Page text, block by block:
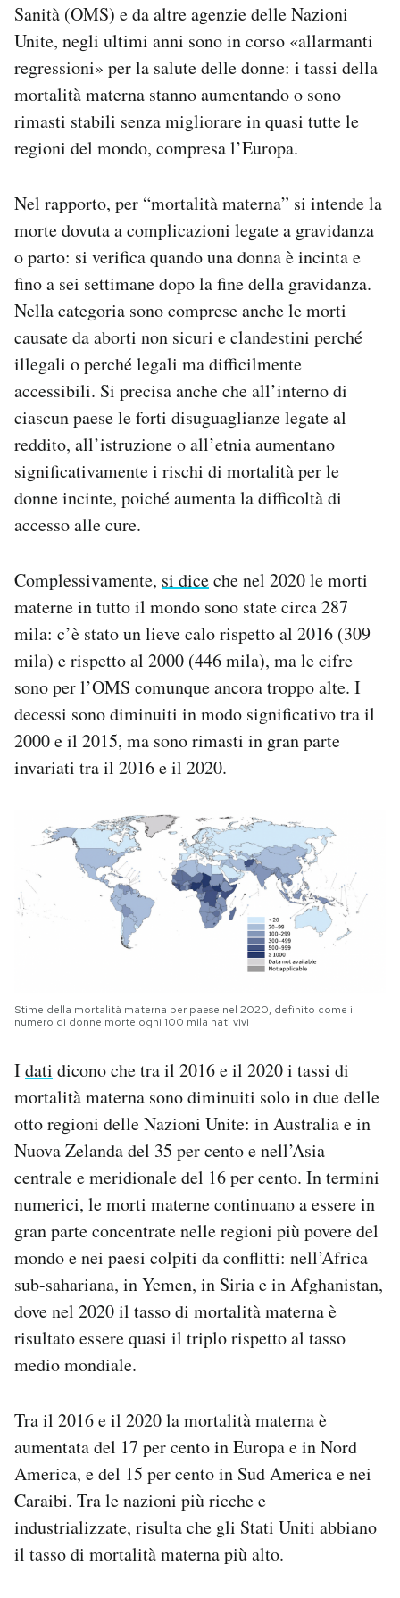
Notifiche mobile
Regala il Post
Hai bisogno di aiuto?
Sanità (OMS) e da altre agenzie delle Nazioni
Unite, negli ultimi anni sono in corso «allarmanti
regressioni» per la salute delle donne: i tassi della
mortalità materna stanno aumentando o sono
rimasti stabili senza migliorare in quasi tutte le
regioni del mondo, compresa l’Europa.
Nel rapporto, per “mortalità materna” si intende la
morte dovuta a complicazioni legate a gravidanza
o parto: si verifica quando una donna è incinta e
fino a sei settimane dopo la fine della gravidanza.
Nella categoria sono comprese anche le morti
causate da aborti non sicuri e clandestini perché
illegali o perché legali ma difficilmente
accessibili. Si precisa anche che all’interno di
ciascun paese le forti disuguaglianze legate al
reddito, all’istruzione o all’etnia aumentano
significativamente i rischi di mortalità per le
donne incinte, poiché aumenta la difficoltà di
accesso alle cure.
Complessivamente, si diceche nel 2020 le morti
materne in tutto il mondo sono state circa 287
mila: c’è stato un lieve calo rispetto al 2016 (309
mila) e rispetto al 2000 (446 mila), ma le cifre
sono per l’OMS comunque ancora troppo alte. I
decessi sono diminuiti in modo significativo tra il
2000 e il 2015, ma sono rimasti in gran parte
invariati tra il 2016 e il 2020.
Stime della mortalità materna per paese nel 2020, definito come il
numero di donne morte ogni 100 mila nati vivi
Idati dicono che tra il 2016 e il 2020 i tassi di
mortalità materna sono diminuiti solo in due delle
otto regioni delle Nazioni Unite: in Australia e in
Nuova Zelanda del 35 per cento e nell’Asia
centrale e meridionale del 16 per cento. In termini
numerici, le morti materne continuano a essere in
gran parte concentrate nelle regioni più povere del
mondo e nei paesi colpiti da conflitti: nell’Africa
sub-sahariana, in Yemen, in Siria e in Afghanistan,
dove nel 2020 il tasso di mortalità materna è
risultato essere quasi il triplo rispetto al tasso
medio mondiale.
Tra il 2016 e il 2020 la mortalità materna è
aumentata del 17 per cento in Europa e in Nord
America, e del 15 per cento in Sud America e nei
Caraibi. Tra le nazioni più ricche e
industrializzate, risulta che gli Stati Uniti abbiano
il tasso di mortalità materna più alto.